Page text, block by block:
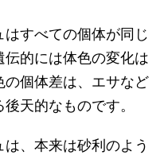
すべての個体が同じ
的には体色の変化は
個体差は、エサなど
天的なものです。
、本来は砂利のよう